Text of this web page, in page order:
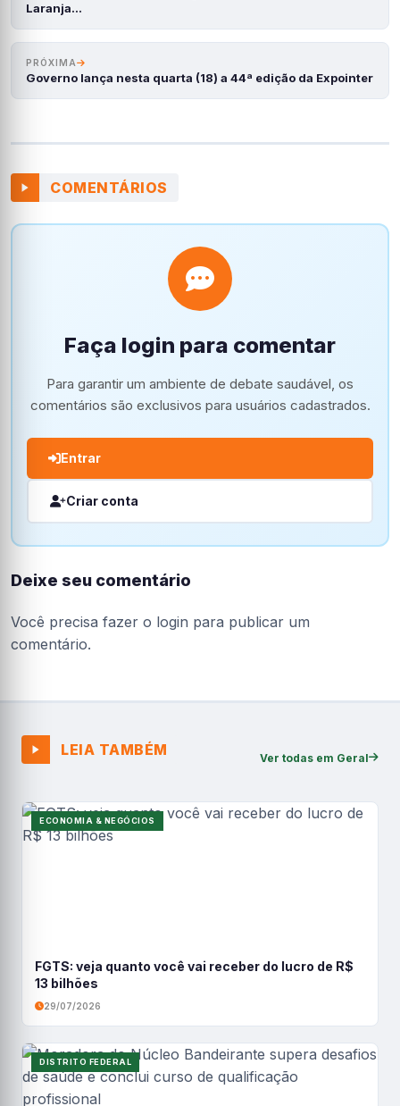
Laranja…
PRÓXIMA
Governo lança nesta quarta (18) a 44ª edição da Expointer
COMENTÁRIOS
Faça login para comentar
Para garantir um ambiente de debate saudável, os
comentários são exclusivos para usuários cadastrados.
Entrar
Criar conta
Deixe seu comentário
Você precisa fazer o login para publicar um
comentário.
LEIA TAMBÉM Ver todas em Geral
ECONOMIA & NEGÓCIOS
FGTS: veja quanto você vai receber do lucro de R$
13 bilhões
29/07/2026
DISTRITO FEDERAL